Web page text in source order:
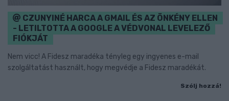
CZUNYINÉ HARCA A GMAIL ÉS AZ ÖNKÉNY ELLEN
- LETILTOTTA A GOOGLE A VÉDVONAL LEVELEZŐ
FIÓKJÁT
Nem vicc! A Fidesz maradéka tényleg egy ingyenes e-mail
szolgáltatást használt, hogy megvédje a Fidesz maradékát.
Szólj hozzá!